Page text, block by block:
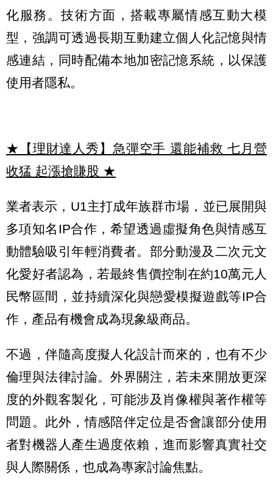
化服務。技術方面，搭載專屬情感互動大模
型，強調可透過長期互動建立個人化記憶與情
感連結，同時配備本地加密記憶系統，以保護
使用者隱私。
★【理財達人秀】急彈空手 還能補救 七月營
收猛 起漲搶賺股 ★
業者表示，U1主打成年族群市場，並已展開與
多項知名IP合作，希望透過虛擬角色與情感互
動體驗吸引年輕消費者。部分動漫及二次元文
化愛好者認為，若最終售價控制在約10萬元人
民幣區間，並持續深化與戀愛模擬遊戲等IP合
作，產品有機會成為現象級商品。
不過，伴隨高度擬人化設計而來的，也有不少
倫理與法律討論。外界關注，若未來開放更深
度的外觀客製化，可能涉及肖像權與著作權等
問題。此外，情感陪伴定位是否會讓部分使用
者對機器人產生過度依賴，進而影響真實社交
與人際關係，也成為專家討論焦點。